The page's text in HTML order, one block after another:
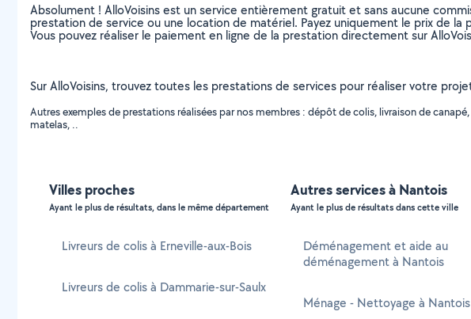
Absolument ! AlloVoisins est un service entièrement gratuit et sans aucune
prestation de service ou une location de matériel. Payez uniquement le prix de la
Vous pouvez réaliser le paiement en ligne de la prestation directement sur
Sur AlloVoisins, trouvez toutes les prestations de services pour réaliser votre
Autres exemples de prestations réalisées par nos membres : dépôt de colis, livraison de
matelas, ..
Villes proches
Ayant le plus de résultats, dans le même département
Livreurs de colis à Erneville-aux-Bois
Livreurs de colis à Dammarie-sur-Saulx
Autres services à Nantois
Ayant le plus de résultats dans cette ville
Déménagement et aide au
déménagement à Nantois
Ménage - Nettoyage à Nantois